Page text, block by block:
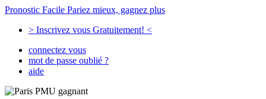
Pronostic Facile Pariez mieux, gagnez plus
> Inscrivez vous Gratuitement! <
connectez vous
mot de passe oublié ?
aide